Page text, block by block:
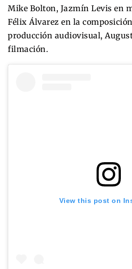
Mike Bolton, Jazmín Levis en
Félix Álvarez en la
producción audiovisual,
filmación.
View this post on